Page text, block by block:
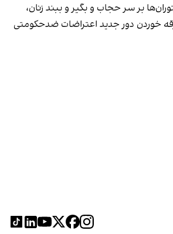
بر سر حجاب و بگیر و ببند زنان،
خوردن دور جدید اعتراضات ضدحکومتی